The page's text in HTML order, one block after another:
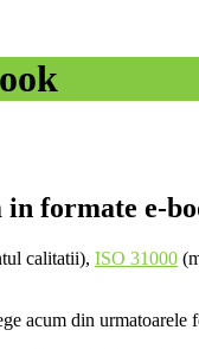
in formate e-
calitatii), ISO 31000
acum din urmatoarele